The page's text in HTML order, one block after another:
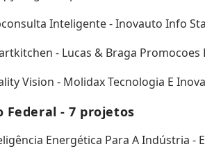
Inteligente - Inovauto Info
- Lucas & Braga Promocoes
Vision - Molidax Tecnologia E
Federal - 7 projetos
Energética Para A Indústria -